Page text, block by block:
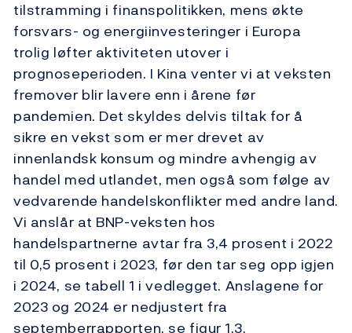
tilstramming i finanspolitikken, mens økte
forsvars- og energiinvesteringer i Europa
trolig løfter aktiviteten utover i
prognoseperioden. I Kina venter vi at veksten
fremover blir lavere enn i årene før
pandemien. Det skyldes delvis tiltak for å
sikre en vekst som er mer drevet av
innenlandsk konsum og mindre avhengig av
handel med utlandet, men også som følge av
vedvarende handelskonflikter med andre land.
Vi anslår at BNP-veksten hos
handelspartnerne avtar fra 3,4 prosent i 2022
til 0,5 prosent i 2023, før den tar seg opp igjen
i 2024, se tabell 1 i vedlegget. Anslagene for
2023 og 2024 er nedjustert fra
septemberrapporten, se figur 1.3.